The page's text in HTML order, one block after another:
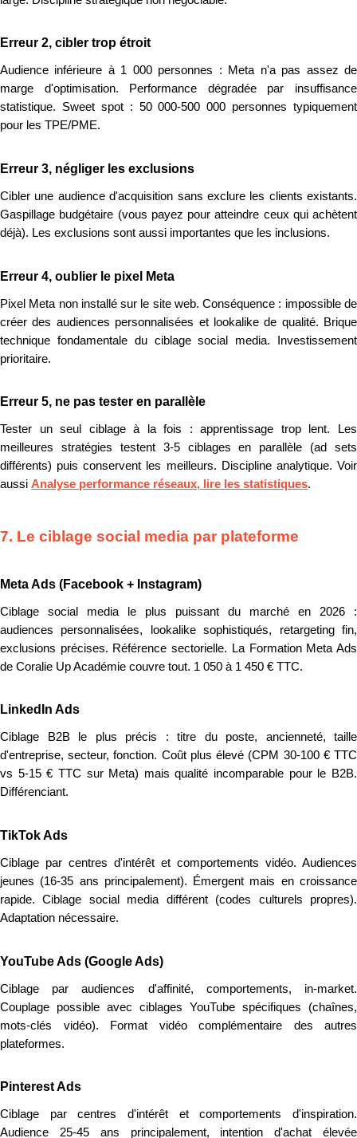
Erreur 2, cibler trop étroit
Audience inférieure à 1 000 personnes : Meta n'a pas assez de
marge d'optimisation. Performance dégradée par insuffisance
statistique. Sweet spot : 50 000-500 000 personnes typiquement
pour les TPE/PME.
Erreur 3, négliger les exclusions
Cibler une audience d'acquisition sans exclure les clients existants.
Gaspillage budgétaire (vous payez pour atteindre ceux qui achètent
déjà). Les exclusions sont aussi importantes que les inclusions.
Erreur 4, oublier le pixel Meta
Pixel Meta non installé sur le site web. Conséquence : impossible de
créer des audiences personnalisées et lookalike de qualité. Brique
technique fondamentale du ciblage social media. Investissement
prioritaire.
Erreur 5, ne pas tester en parallèle
Tester un seul ciblage à la fois : apprentissage trop lent. Les
meilleures stratégies testent 3-5 ciblages en parallèle (ad sets
différents) puis conservent les meilleurs. Discipline analytique. Voir
aussi Analyse performance réseaux, lire les statistiques.
7. Le ciblage social media par plateforme
Meta Ads (Facebook + Instagram)
Ciblage social media le plus puissant du marché en 2026 :
audiences personnalisées, lookalike sophistiqués, retargeting fin,
exclusions précises. Référence sectorielle. La Formation Meta Ads
de Coralie Up Académie couvre tout. 1 050 à 1 450 € TTC.
LinkedIn Ads
Ciblage B2B le plus précis : titre du poste, ancienneté, taille
d'entreprise, secteur, fonction. Coût plus élevé (CPM 30-100 € TTC
vs 5-15 € TTC sur Meta) mais qualité incomparable pour le B2B.
Différenciant.
TikTok Ads
Ciblage par centres d'intérêt et comportements vidéo. Audiences
jeunes (16-35 ans principalement). Émergent mais en croissance
rapide. Ciblage social media différent (codes culturels propres).
Adaptation nécessaire.
YouTube Ads (Google Ads)
Ciblage par audiences d'affinité, comportements, in-market.
Couplage possible avec ciblages YouTube spécifiques (chaînes,
mots-clés vidéo). Format vidéo complémentaire des autres
plateformes.
Pinterest Ads
Ciblage par centres d'intérêt et comportements d'inspiration.
Audience 25-45 ans principalement, intention d'achat élevée